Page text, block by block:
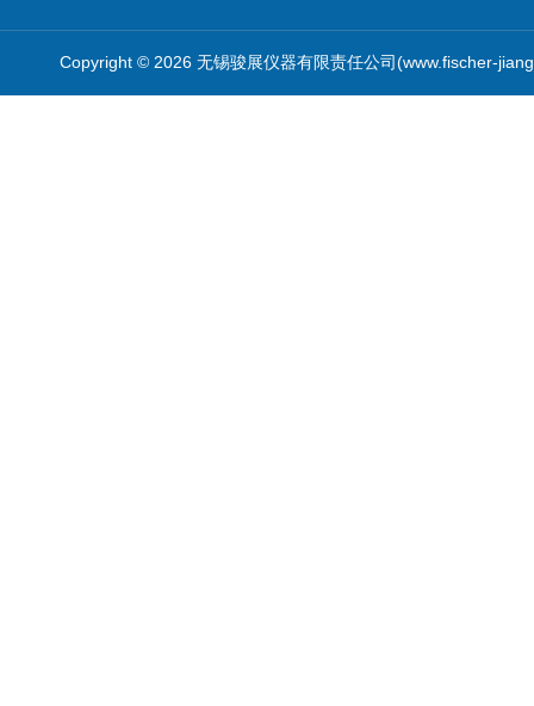
Copyright © 2026 无锡骏展仪器有限责任公司(www.fischer-